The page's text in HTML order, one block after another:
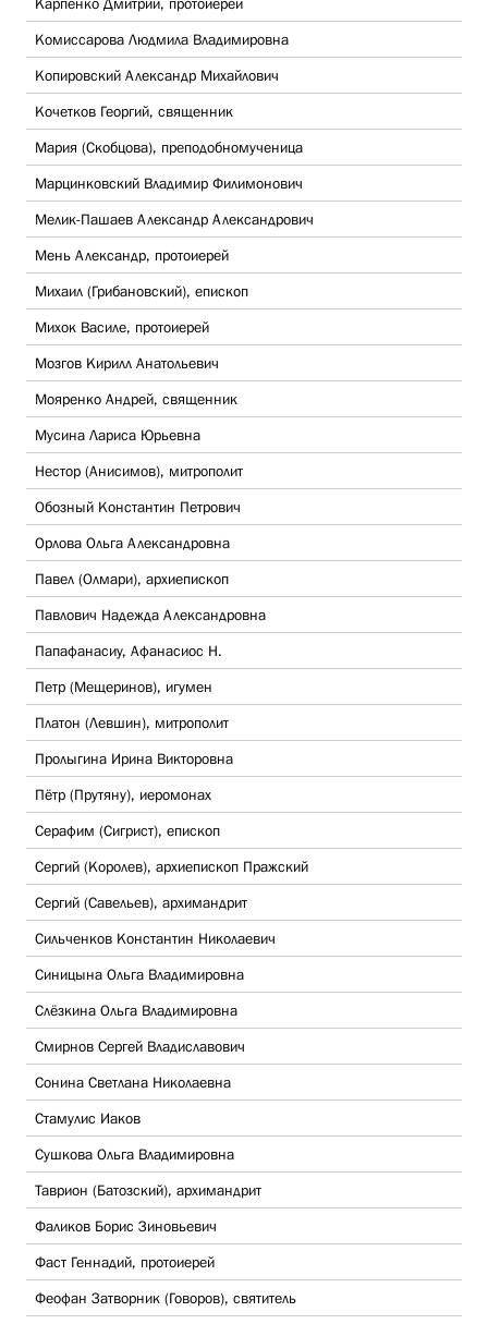
Комиссарова Людмила Владимировна
Копировский Александр Михайлович
Кочетков Георгий, священник
Мария (Скобцова), преподобномученица
Марцинковский Владимир Филимонович
Мелик-Пашаев Александр Александрович
Мень Александр, протоиерей
Михаил (Грибановский), епископ
Михок Василе, протоиерей
Мозгов Кирилл Анатольевич
Мояренко Андрей, священник
Мусина Лариса Юрьевна
Нестор (Анисимов), митрополит
Обозный Константин Петрович
Орлова Ольга Александровна
Павел (Олмари), архиепископ
Павлович Надежда Александровна
Папафанасиу, Афанасиос Н.
Петр (Мещеринов), игумен
Платон (Левшин), митрополит
Пролыгина Ирина Викторовна
Пётр (Прутяну), иеромонах
Серафим (Сигрист), епископ
Сергий (Королев), архиепископ Пражский
Сергий (Савельев), архимандрит
Сильченков Константин Николаевич
Синицына Ольга Владимировна
Слёзкина Ольга Владимировна
Смирнов Сергей Владиславович
Сонина Светлана Николаевна
Стамулис Иаков
Сушкова Ольга Владимировна
Таврион (Батозский), архимандрит
Фаликов Борис Зиновьевич
Фаст Геннадий, протоиерей
Феофан Затворник (Говоров), святитель